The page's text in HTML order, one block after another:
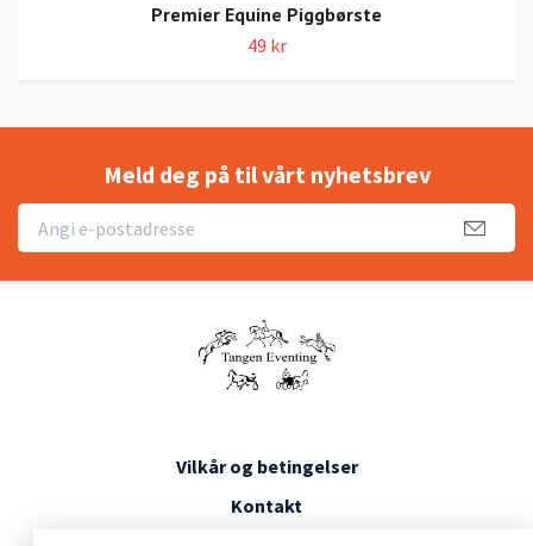
Premier Equine Piggbørste
49 kr
Meld deg på til vårt nyhetsbrev
Vilkår og betingelser
Kontakt